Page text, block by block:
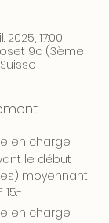
2025, 17:00
9c (3ème
en charge
le début
moyennant
en charge